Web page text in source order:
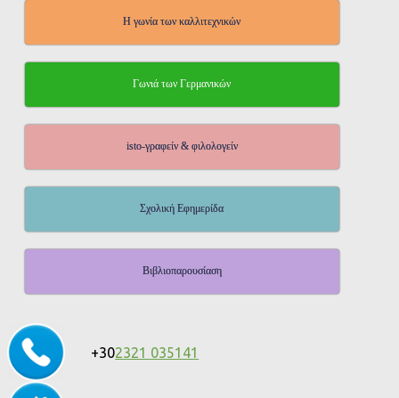
Η γωνία των καλλιτεχνικών
Γωνιά των Γερμανικών
isto-γραφείν & φιλολογείν
Σχολική Εφημερίδα
Βιβλιοπαρουσίαση
+302321 035141